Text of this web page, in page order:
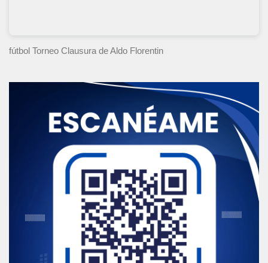
fútbol Torneo Clausura de Aldo Florentin